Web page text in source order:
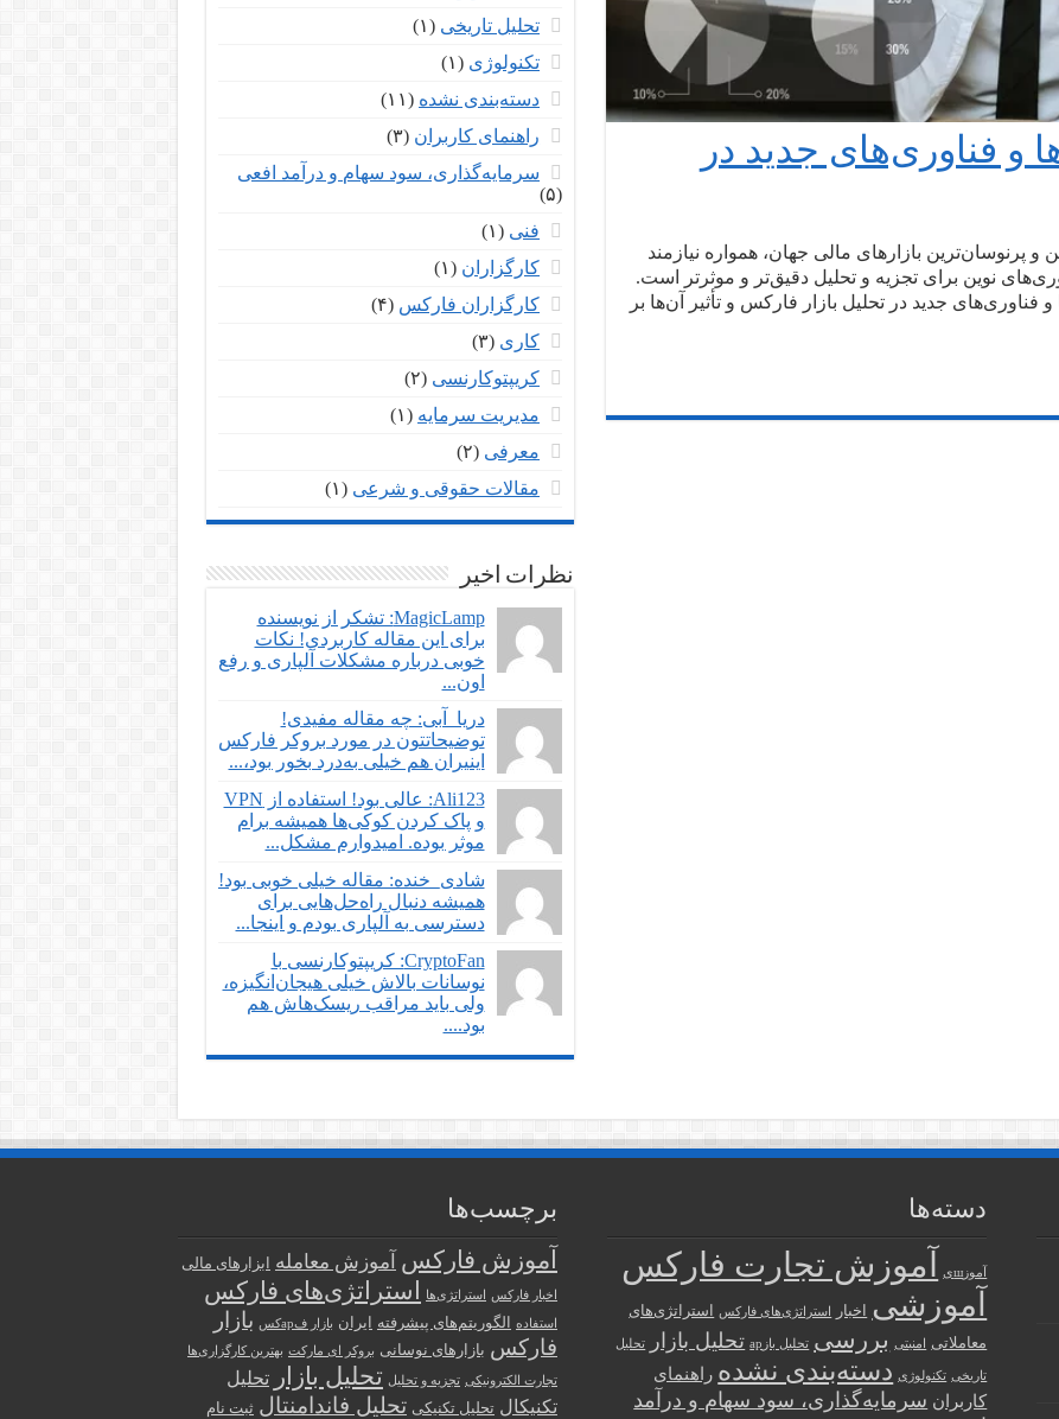
و فناوری‌های جدید در
و پرنوسان‌ترین بازارهای مالی جهان، همواره نیازمند
نوین برای تجزیه و تحلیل دقیق‌تر و موثرتر است.
فناوری‌های جدید در تحلیل بازار فارکس و تأثیر آن‌ها بر
تحلیل تاریخی (۱)
تکنولوژی (۱)
دسته‌بندی نشده (۱۱)
راهنمای کاربران (۳)
سرمایه‌گذاری، سود سهام و درآمد افعی
(۵)
فنی (۱)
کارگزاران (۱)
کارگزاران فارکس (۴)
کاری (۳)
کریپتوکارنسی (۲)
مدیریت سرمایه (۱)
معرفی (۲)
مقالات حقوقی و شرعی (۱)
نظرات اخیر
MagicLamp: تشکر از نویسنده
برای این مقاله کاربردی! نکات
خوبی درباره مشکلات آلپاری و رفع
اون...
دریا_آبی: چه مقاله مفیدی!
توضیحاتتون در مورد بروکر فارکس
اینیران هم خیلی به‌درد بخور بود،...
Ali123: عالی بود! استفاده از VPN
و پاک کردن کوکی‌ها همیشه برام
موثر بوده. امیدوارم مشکل...
شادی_خنده: مقاله خیلی خوبی بود!
همیشه دنبال راه‌حل‌هایی برای
دسترسی به آلپاری بودم و اینجا...
CryptoFan: کریپتوکارنسی با
نوسانات بالاش خیلی هیجان‌انگیزه،
ولی باید مراقب ریسک‌هاش هم
بود....
دسته‌ها
آموزшی آموزش تجارت فارکس
آموزشی اخبار استراتژی‌های فارکس
استراتژی‌های
معاملاتی
امنیتی بررسی تحلیل بازар تحلیل بازار تحلیل
تاریخی تکنولوژی دسته‌بندی نشده راهنمای
کاربران سرمایه‌گذاری، سود سهام و درآمد
برچسب‌ها
آموزش فارکس آموزش معامله ابزارهای مالی
اخبار فارکس استراتژی‌ها استراتژی‌های فارکس
استفاده الگوریتم‌های پیشرفته ایران بازار فарکس
بازار
فارکس بازارهای نوسانی بروکر ای مارکت بهترین کارگزاری‌ها
تجارت الکترونیکی تجزیه و تحلیل تحلیل بازار تحلیل
تکنیکال تحلیل تکنیکی تحلیل فاندامنتال ثبت نام